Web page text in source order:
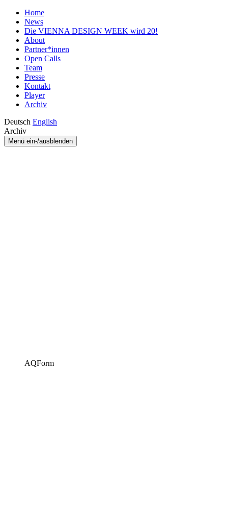
Home
News
Die VIENNA DESIGN WEEK wird 20!
About
Partner*innen
Open Calls
Team
Presse
Kontakt
Player
Archiv
Deutsch English
Archiv
Menü ein-/ausblenden
AQForm